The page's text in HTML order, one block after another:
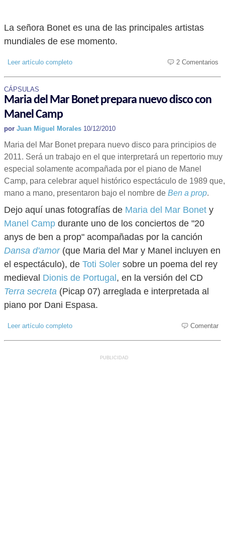
La señora Bonet es una de las principales artistas
mundiales de ese momento.
Leer artículo completo 2 Comentarios
CÁPSULAS
Maria del Mar Bonet prepara nuevo disco con
Manel Camp
por Juan Miguel Morales 10/12/2010
Maria del Mar Bonet prepara nuevo disco para principios de
2011. Será un trabajo en el que interpretará un repertorio muy
especial solamente acompañada por el piano de Manel
Camp, para celebrar aquel histórico espectáculo de 1989 que,
mano a mano, presentaron bajo el nombre de Ben a prop.
Dejo aquí unas fotografías de Maria del Mar Bonet y
Manel Camp durante uno de los conciertos de "20
anys de ben a prop" acompañadas por la canción
Dansa d'amor(que Maria del Mar y Manel incluyen en
el espectáculo), de Toti Soler sobre un poema del rey
medieval Dionis de Portugal , en la versión del CD
Terra secreta (Picap 07) arreglada e interpretada al
piano por Dani Espasa.
Leer artículo completo Comentar
PUBLICIDAD